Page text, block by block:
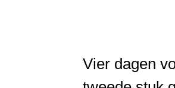
Vier dagen